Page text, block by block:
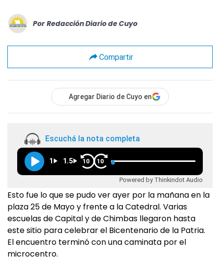
Por Redacción Diario de Cuyo
Compartir
Agregar Diario de Cuyo en
Escuchá la nota completa
1 1.5 10 10
Powered by Thinkindot Audio
Esto fue lo que se pudo ver ayer por la mañana en la
plaza 25 de Mayo y frente a la Catedral. Varias
escuelas de Capital y de Chimbas llegaron hasta
este sitio para celebrar el Bicentenario de la Patria.
El encuentro terminó con una caminata por el
microcentro.